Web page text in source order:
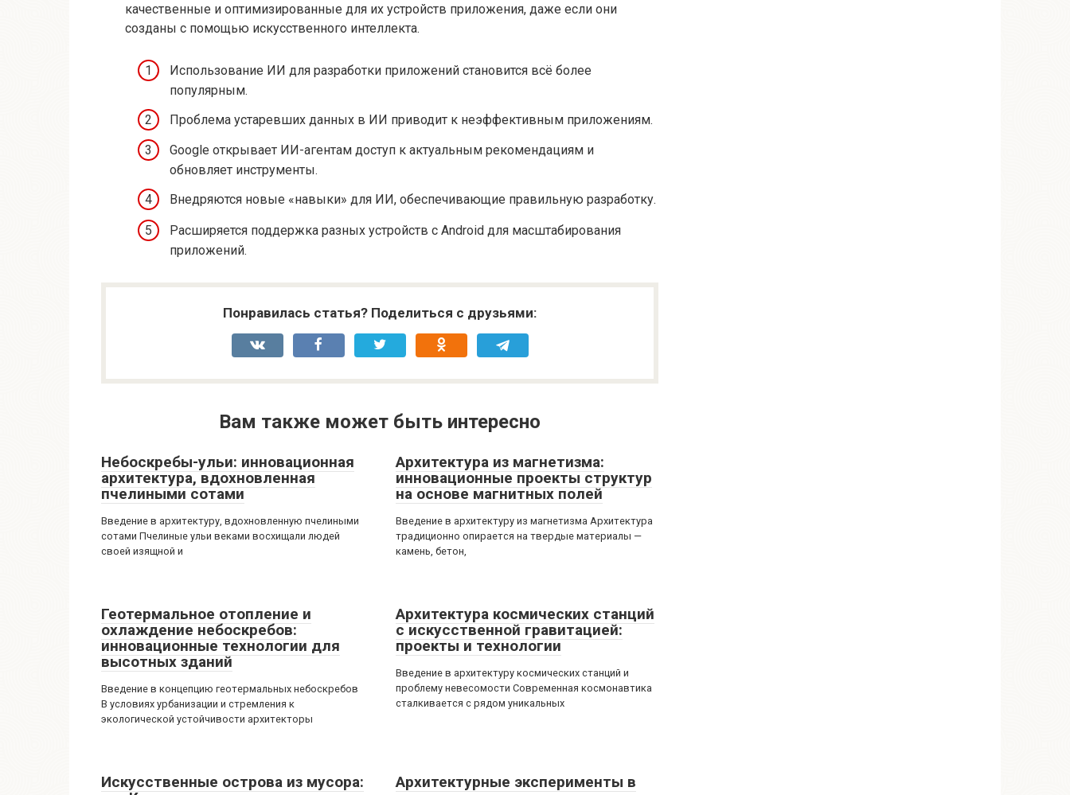
качественные и оптимизированные для их устройств приложения, даже если они
созданы с помощью искусственного интеллекта.
Использование ИИ для разработки приложений становится всё более
популярным.
Проблема устаревших данных в ИИ приводит к неэффективным приложениям.
Google открывает ИИ-агентам доступ к актуальным рекомендациям и
обновляет инструменты.
Внедряются новые «навыки» для ИИ, обеспечивающие правильную разработку.
Расширяется поддержка разных устройств с Android для масштабирования
приложений.
Понравилась статья? Поделиться с друзьями:
Вам также может быть интересно
Небоскребы-ульи: инновационная
архитектура, вдохновленная
пчелиными сотами
Введение в архитектуру, вдохновленную пчелиными
сотами Пчелиные ульи веками восхищали людей
своей изящной и
Архитектура из магнетизма:
инновационные проекты структур
на основе магнитных полей
Введение в архитектуру из магнетизма Архитектура
традиционно опирается на твердые материалы —
камень, бетон,
Геотермальное отопление и
охлаждение небоскребов:
инновационные технологии для
высотных зданий
Введение в концепцию геотермальных небоскребов
В условиях урбанизации и стремления к
экологической устойчивости архитекторы
Архитектура космических станций
с искусственной гравитацией:
проекты и технологии
Введение в архитектуру космических станций и
проблему невесомости Современная космонавтика
сталкивается с рядом уникальных
Искусственные острова из мусора:
Архитектурные эксперименты в